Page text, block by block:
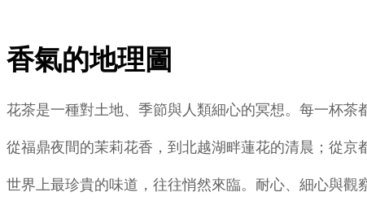
香氣的地理圖
花茶是一種對土地、季節與人類細心的冥想。每一杯茶
從福鼎夜間的茉莉花香，到北越湖畔蓮花的清晨；從京
世界上最珍貴的味道，往往悄然來臨。耐心、細心與觀